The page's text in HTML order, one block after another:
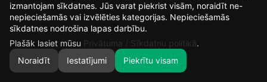
0
15
DIENAS
1
STUNDAS
53
MIN.
24
izmantojam sīkdatnes. Jūs varat piekrist visām, noraidīt ne-
nepieciešamās vai izvēlēties kategorijas. Nepieciešamās
sīkdatnes nodrošina lapas darbību.
Plašāk lasiet mūsu Privātuma / Sīkdatņu politikā.
Noraidīt
Iestatījumi Piekrītu visam